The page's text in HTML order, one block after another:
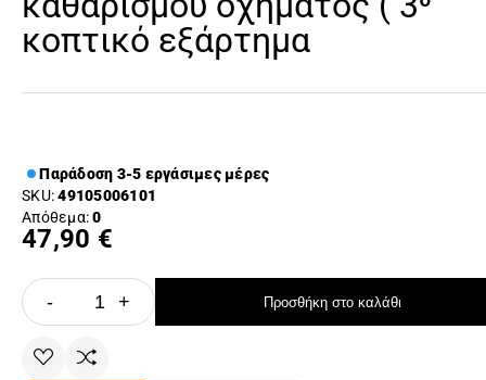
κοπτικό εξάρτημα
Παράδοση 3-5 εργάσιμες μέρες
SKU:49105006101
Απόθεμα:0
47,90 €
- + Προσθήκη στο καλάθι